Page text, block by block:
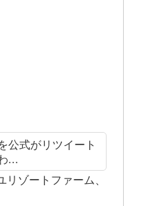
公式がリツイート
...
リゾートファーム、